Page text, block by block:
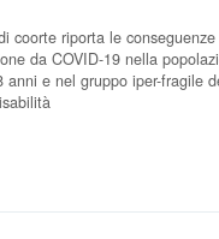
coorte riporta le
da COVID-19 nella
anni e nel gruppo iper-fragile